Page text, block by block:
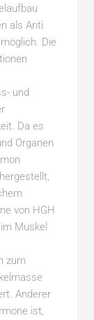
als Anti
Die
und
Da es
Organen
von HGH
Muskel
zum
Anderer
ist,